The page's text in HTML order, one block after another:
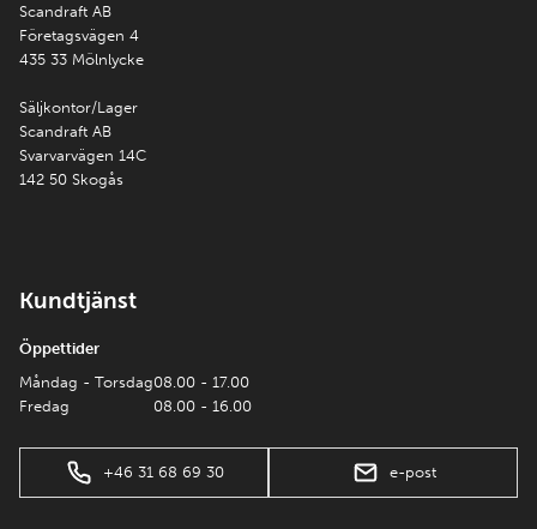
Scandraft AB
Företagsvägen 4
435 33 Mölnlycke
Säljkontor/Lager
Scandraft AB
Svarvarvägen 14C
142 50 Skogås
Kundtjänst
Öppettider
Måndag - Torsdag
Fredag
08.00 - 17.00
08.00 - 16.00
+46 31 68 69 30 e-post